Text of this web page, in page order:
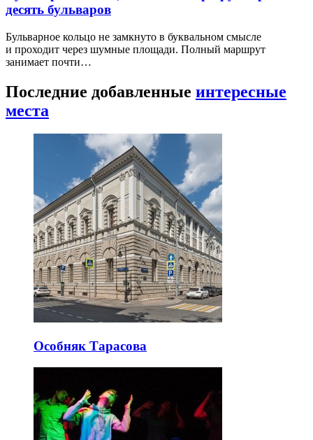
десять бульваров
Бульварное кольцо не замкнуто в буквальном смысле
и проходит через шумные площади. Полный маршрут
занимает почти…
Последние добавленные интересные
места
Особняк Тарасова